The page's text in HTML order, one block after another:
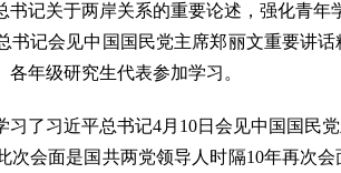
书记关于两岸关系的重要论述，强化青
书记会见中国国民党主席郑丽文重要讲
年级研究生代表参加学习。
习了习近平总书记4月10日会见中国国民
次会面是国共两党领导人时隔10年再次